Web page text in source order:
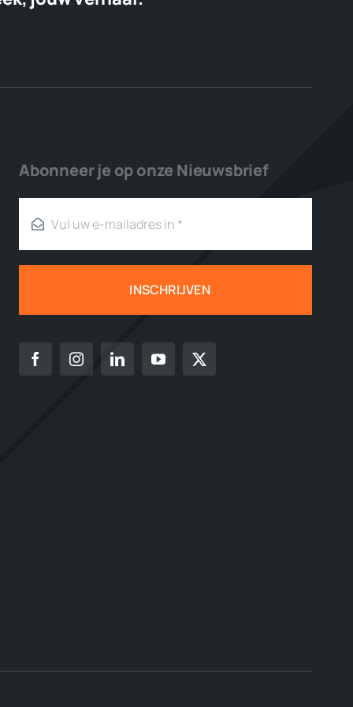
Abonneer je op onze Nieuwsbrief
INSCHRIJVEN